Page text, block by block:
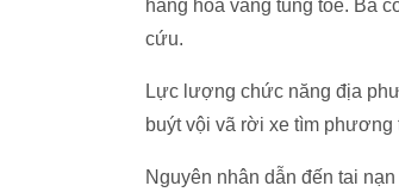
hàng hóa văng tung tóe. Bà
cứu.
Lực lượng chức năng địa
buýt vội vã rời xe tìm phương
Nguyên nhân dẫn đến tai